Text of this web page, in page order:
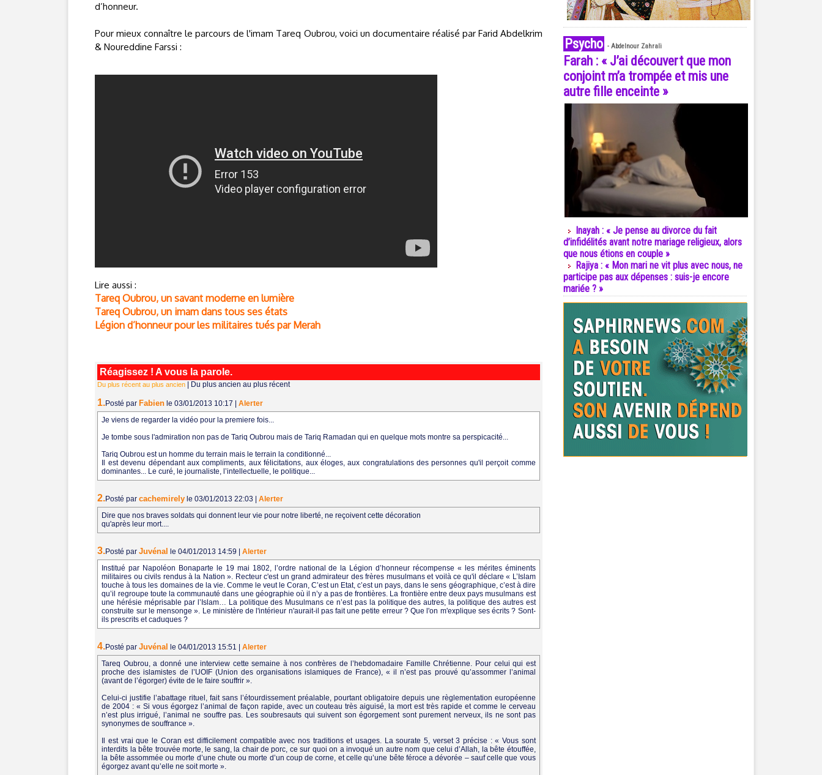
d’honneur.
Pour mieux connaître le parcours de l'imam Tareq Oubrou, voici un documentaire réalisé par Farid Abdelkrim
& Noureddine Farssi :
Lire aussi :
Tareq Oubrou, un savant moderne en lumière
Tareq Oubrou, un imam dans tous ses états
Légion d’honneur pour les militaires tués par Merah
Réagissez ! A vous la parole.
Du plus récent au plus ancien Du plus ancien au plus récent
1.Posté par Fabien le 03/01/2013 10:17
Alerter
Je viens de regarder la vidéo pour la premiere fois...
Je tombe sous l'admiration non pas de Tariq Oubrou mais de Tariq Ramadan qui en quelque mots montre sa perspicacité...
Tariq Oubrou est un homme du terrain mais le terrain la conditionné...
Il est devenu dépendant aux compliments, aux félicitations, aux éloges, aux congratulations des personnes qu'il perçoit comme
dominantes... Le curé, le journaliste, l’intellectuelle, le politique...
2.Posté par cachemirely le 03/01/2013 22:03
Alerter
Dire que nos braves soldats qui donnent leur vie pour notre liberté, ne reçoivent cette décoration
qu'après leur mort....
3.Posté par Juvénal le 04/01/2013 14:59
Alerter
Institué par Napoléon Bonaparte le 19 mai 1802, l’ordre national de la Légion d’honneur récompense « les mérites éminents
militaires ou civils rendus à la Nation ». Recteur c'est un grand admirateur des frères musulmans et voilà ce qu'il déclare « L’Islam
touche à tous les domaines de la vie. Comme le veut le Coran, C’est un Etat, c’est un pays, dans le sens géographique, c’est à dire
qu’il regroupe toute la communauté dans une géographie où il n’y a pas de frontières. La frontière entre deux pays musulmans est
une hérésie méprisable par l’Islam… La politique des Musulmans ce n’est pas la politique des autres, la politique des autres est
construite sur le mensonge ». Le ministère de l'intérieur n'aurait-il pas fait une petite erreur ? Que l'on m'explique ses écrits ? Sont-
ils prescrits et caduques ?
4.Posté par Juvénal le 04/01/2013 15:51
Alerter
Tareq Oubrou, a donné une interview cette semaine à nos confrères de l’hebdomadaire Famille Chrétienne. Pour celui qui est
proche des islamistes de l’UOIF (Union des organisations islamiques de France), « il n’est pas prouvé qu’assommer l’animal
(avant de l’égorger) évite de le faire souffrir ».
Celui-ci justifie l’abattage rituel, fait sans l’étourdissement préalable, pourtant obligatoire depuis une règlementation européenne
de 2004 : « Si vous égorgez l’animal de façon rapide, avec un couteau très aiguisé, la mort est très rapide et comme le cerveau
n’est plus irrigué, l’animal ne souffre pas. Les soubresauts qui suivent son égorgement sont purement nerveux, ils ne sont pas
synonymes de souffrance ».
Il est vrai que le Coran est difficilement compatible avec nos traditions et usages. La sourate 5, verset 3 précise : « Vous sont
interdits la bête trouvée morte, le sang, la chair de porc, ce sur quoi on a invoqué un autre nom que celui d’Allah, la bête étouffée,
la bête assommée ou morte d’une chute ou morte d’un coup de corne, et celle qu’une bête féroce a dévorée – sauf celle que vous
égorgez avant qu’elle ne soit morte ».
Psycho - Abdelnour Zahrali
Farah : « J’ai découvert que mon
conjoint m’a trompée et mis une
autre fille enceinte »
Inayah : « Je pense au divorce du fait
d’infidélités avant notre mariage religieux, alors
que nous étions en couple »
Rajiya : « Mon mari ne vit plus avec nous, ne
participe pas aux dépenses : suis-je encore
mariée ? »